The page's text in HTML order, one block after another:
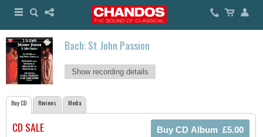
Bach: St John Passion
Show recording details
Buy CD Reviews Media
CD SALE